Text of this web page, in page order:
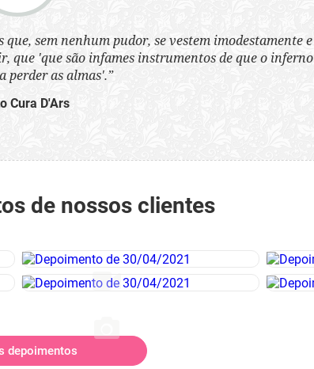
sem nenhum pudor, se vestem imodestamente e
que 'que são infames instrumentos de que o inferno
perder as almas'.”
Cura D'Ars
de nossos clientes
depoimentos